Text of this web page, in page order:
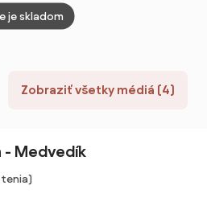
Zobraziť všetky médiá (4)
je skladom
- Medvedík